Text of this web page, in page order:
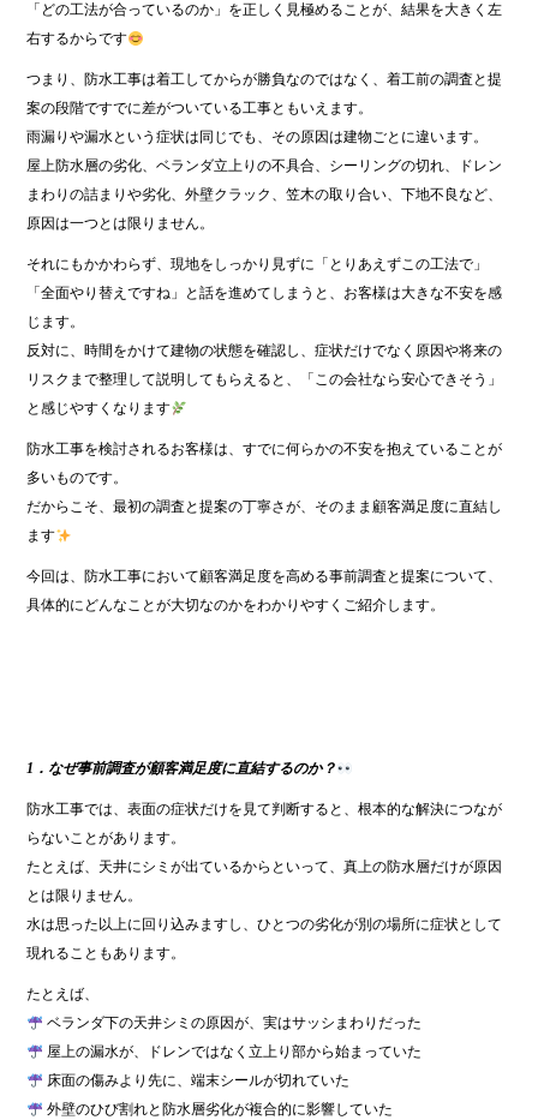
「どの工法が合っているのか」を正しく見極めることが、結果を大きく左
右するからです
つまり、防水工事は着工してからが勝負なのではなく、着工前の調査と提
案の段階ですでに差がついている工事ともいえます。
雨漏りや漏水という症状は同じでも、その原因は建物ごとに違います。
屋上防水層の劣化、ベランダ立上りの不具合、シーリングの切れ、ドレン
まわりの詰まりや劣化、外壁クラック、笠木の取り合い、下地不良など、
原因は一つとは限りません。
それにもかかわらず、現地をしっかり見ずに「とりあえずこの工法で」
「全面やり替えですね」と話を進めてしまうと、お客様は大きな不安を感
じます。
反対に、時間をかけて建物の状態を確認し、症状だけでなく原因や将来の
リスクまで整理して説明してもらえると、「この会社なら安心できそう」
と感じやすくなります
防水工事を検討されるお客様は、すでに何らかの不安を抱えていることが
多いものです。
だからこそ、最初の調査と提案の丁寧さが、そのまま顧客満足度に直結し
ます
今回は、防水工事において顧客満足度を高める事前調査と提案について、
具体的にどんなことが大切なのかをわかりやすくご紹介します。
1．なぜ事前調査が顧客満足度に直結するのか？
防水工事では、表面の症状だけを見て判断すると、根本的な解決につなが
らないことがあります。
たとえば、天井にシミが出ているからといって、真上の防水層だけが原因
とは限りません。
水は思った以上に回り込みますし、ひとつの劣化が別の場所に症状として
現れることもあります。
たとえば、
ベランダ下の天井シミの原因が、実はサッシまわりだった
屋上の漏水が、ドレンではなく立上り部から始まっていた
床面の傷みより先に、端末シールが切れていた
外壁のひび割れと防水層劣化が複合的に影響していた